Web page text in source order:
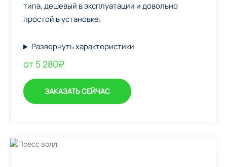
типа, дешевый в эксплуатации и довольно
простой в установке.
Развернуть характеристики
от 5 280₽
ЗАКАЗАТЬ СЕЙЧАС